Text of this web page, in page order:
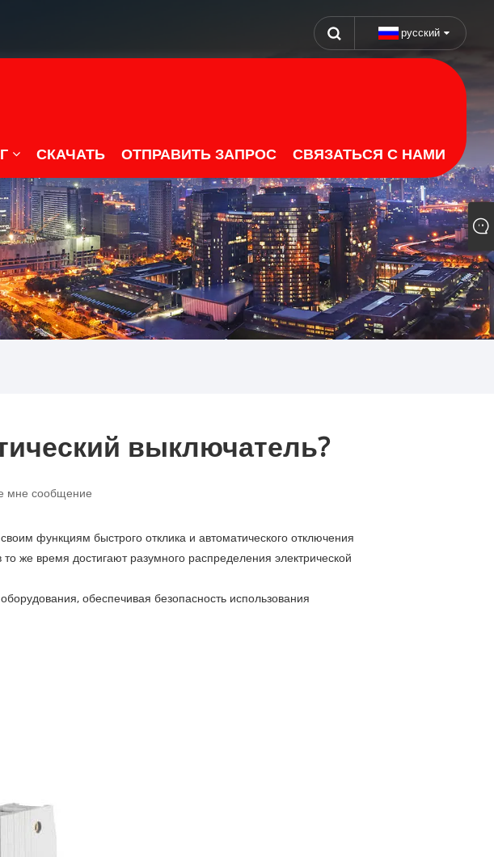
русский
СКАЧАТЬ ОТПРАВИТЬ ЗАПРОС СВЯЗАТЬСЯ С НАМИ
выключатель?
мне сообщение
функциям быстрого отклика и автоматического отключения
же время достигают разумного распределения электрической
обеспечивая безопасность использования